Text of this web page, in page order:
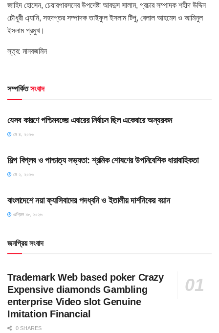
জাহিদ হোসেন, চেয়ারপারসনের উপদেষ্টা আবদুস সালাম, প্রচার সম্পাদক শহীদ উদ্দিন
চৌধুরী এ্যানি, সহদপ্তর সম্পাদক তাইফুল ইসলাম টিপু, বেলাল আহমেদ ও আমিনুল
ইসলাম প্রমুখ।
সূত্র: মানবজমিন
সম্পর্কিতসংবাদ
HOME POST
যেসব কারণে পশ্চিমবঙ্গের এবারের নির্বাচন ছিল একেবারে অন্যরকম
মে ৪, ২০২৬
শিল্প বিপ্লব ও পাশ্চাত্য সভ্যতা: শ্রমিক শোষণের উপনিবেশিক ধারাবাহিকতা
মে ২, ২০২৬
বাংলাদেশে নয়া ফ্যাসিবাদের পদধ্বনি ও ইতালীয় দার্শনিকের বয়ান
এপ্রিল ১৮, ২০২৬
জনপ্রিয় সংবাদ
Trademark Web based poker Crazy
Expensive diamonds Gambling
enterprise Video slot Genuine
Imitation Financial
0 SHARES